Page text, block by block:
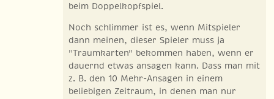
beim Doppelkopfspiel.
Noch schlimmer ist es, wenn Mitspieler
dann meinen, dieser Spieler muss ja
"Traumkarten" bekommen haben, wenn er
dauernd etwas ansagen kann. Dass man mit
z. B. den 10 Mehr-Ansagen in einem
beliebigen Zeitraum, in denen man nur